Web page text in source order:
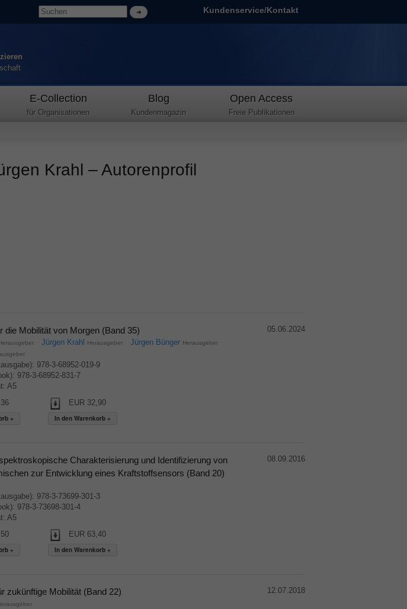
Kundenservice/Kontakt
E-Collection
für Organisationen
Blog
Kundenmagazin
Open Access
Freie Publikationen
Krahl – Autorenprofil
die Mobilität von Morgen (Band 35)
Jürgen Krahl Herausgeber Jürgen Bünger Herausgeber
978-3-68952-019-9
978-3-68952-831-7
A5
EUR 32,90
05.06.2024
Charakterisierung und Identifizierung von
zur Entwicklung eines Kraftstoffsensors (Band 20)
978-3-73699-301-3
978-3-73698-301-4
A5
EUR 63,40
08.09.2016
zukünftige Mobilität (Band 22) 12.07.2018